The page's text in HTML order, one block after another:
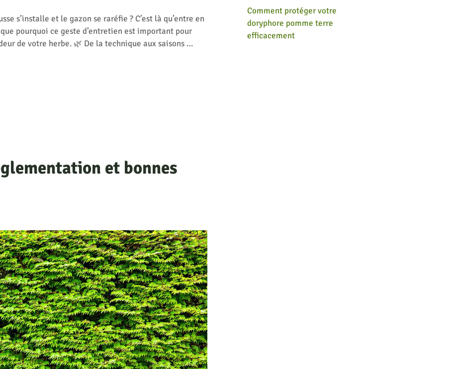
s’installe et le gazon se raréfie ? C’est là qu’entre en
pourquoi ce geste d’entretien est important pour
de votre herbe. 🌿 De la technique aux saisons …
et bonnes
Comment protéger votre
doryphore pomme terre
efficacement